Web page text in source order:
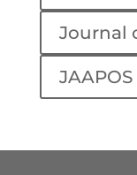
Journal
JAAPOS